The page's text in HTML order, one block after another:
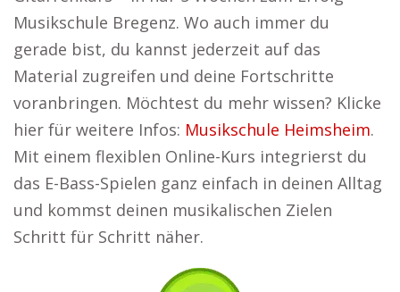
Musikschule Bregenz. Wo auch immer du
gerade bist, du kannst jederzeit auf das
Material zugreifen und deine Fortschritte
voranbringen. Möchtest du mehr wissen? Klicke
hier für weitere Infos: Musikschule Heimsheim.
Mit einem flexiblen Online-Kurs integrierst du
das E-Bass-Spielen ganz einfach in deinen Alltag
und kommst deinen musikalischen Zielen
Schritt für Schritt näher.